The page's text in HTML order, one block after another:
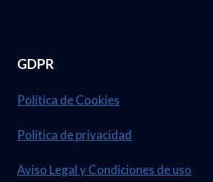
GDPR
Política de Cookies
Política de privacidad
Aviso Legal y Condiciones de uso